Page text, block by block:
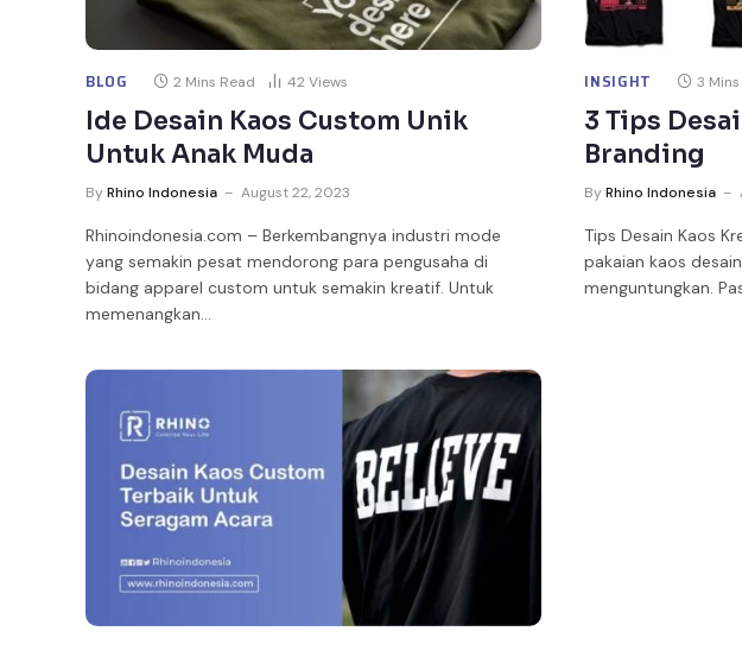
BLOG 2 Mins Read 42 Views
Ide Desain Kaos Custom Unik
Untuk Anak Muda
ByRhino Indonesia August 22, 2023
Rhinoindonesia.com – Berkembangnya industri mode
yang semakin pesat mendorong para pengusaha di
bidang apparel custom untuk semakin kreatif. Untuk
memenangkan…
INSIGHT 3
3 Tips
Branding
By Rhino Indonesia
Tips Desain Kaos
pakaian kaos
menguntungkan.